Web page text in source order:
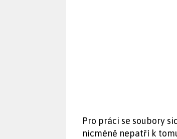
Pro práci se soubory
nicméně nepatří k